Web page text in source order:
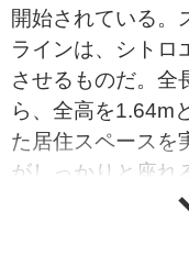
開始されている。
ラインは、シトロ
させるものだ。全
ら、全高を1.64m
た居住スペースを
がしっかりと座れ
ともに幅44.5cm
mmのスライドと